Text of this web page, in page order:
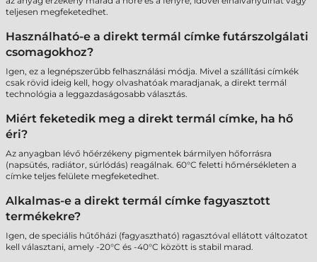
teljesen megfeketedhet.
Használható-e a direkt termál címke futárszolgálati
csomagokhoz?
Igen, ez a legnépszerűbb felhasználási módja. Mivel a szállítási címkék
csak rövid ideig kell, hogy olvashatóak maradjanak, a direkt termál
technológia a leggazdaságosabb választás.
Miért feketedik meg a direkt termál címke, ha hő
éri?
Az anyagban lévő hőérzékeny pigmentek bármilyen hőforrásra
(napsütés, radiátor, súrlódás) reagálnak. 60°C feletti hőmérsékleten a
címke teljes felülete megfeketedhet.
Alkalmas-e a direkt termál címke fagyasztott
termékekre?
Igen, de speciális hűtőházi (fagyasztható) ragasztóval ellátott változatot
kell választani, amely -20°C és -40°C között is stabil marad.